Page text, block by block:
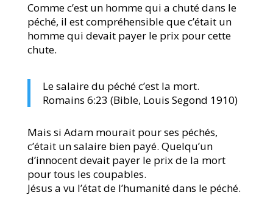
Comme c’est un homme qui a chuté dans le
péché, il est compréhensible que c’était un
homme qui devait payer le prix pour cette
chute.
Le salaire du péché c’est la mort.
Romains 6:23 (Bible, Louis Segond 1910)
Mais si Adam mourait pour ses péchés,
c’était un salaire bien payé. Quelqu’un
d’innocent devait payer le prix de la mort
pour tous les coupables.
Jésus a vu l’état de l’humanité dans le péché.